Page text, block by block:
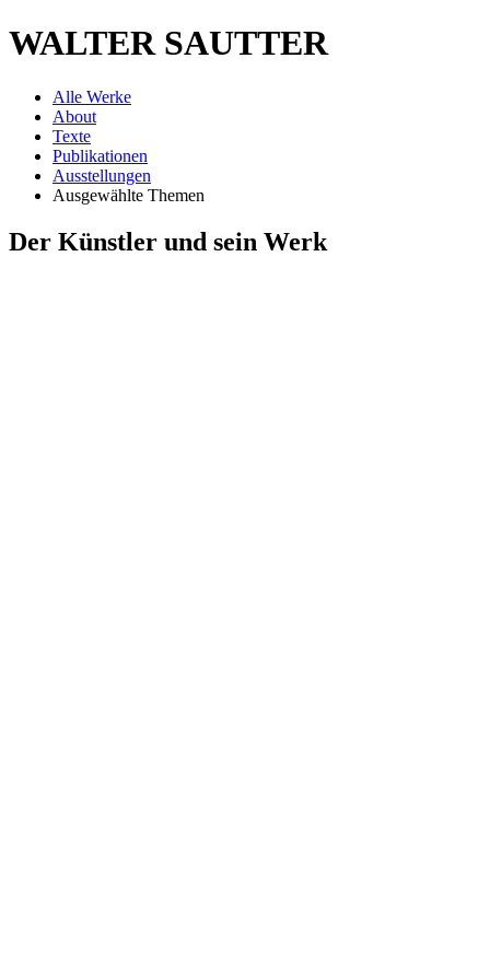
WALTER SAUTTER
Alle Werke
About
Texte
Publikationen
Ausstellungen
Ausgewählte Themen
Der Künstler und sein Werk